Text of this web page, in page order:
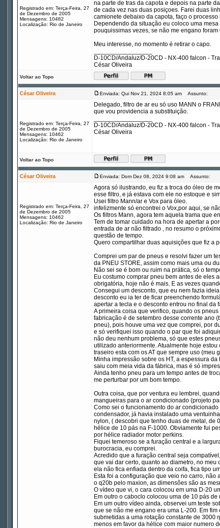
Registrado em: Terça-Feira, 27
de Dezembro de 2005
Mensagens: 10462
Localização: Rio de Janeiro
na parte de tras da capota e depois na parte
de cada vez nas duas posiçoes. Farei duas
camionete debaixo da capota, faço o
Dependendo da situação eu coloco uma
pouquissimas vezes, se não me engano
Meu interesse, no momento é retirar o capo.
D-10CD/Andaluz/D-20CD - NX-400 falcon -
César Oliveira
Voltar ao Topo
César Oliveira Enviada: Qui Nov 21, 2024 8:05 am Assunto:
Registrado em: Terça-Feira, 27
de Dezembro de 2005
Mensagens: 10462
Localização: Rio de Janeiro
Delegado, filtro de ar eu só uso MANN o
que vou providencia a substituição.
D-10CD/Andaluz/D-20CD - NX-400 falcon -
César Oliveira
Voltar ao Topo
César Oliveira Enviada: Dom Dez 08, 2024 9:08 am Assunto:
Registrado em: Terça-Feira, 27
de Dezembro de 2005
Mensagens: 10462
Localização: Rio de Janeiro
Agora só ilustrando, eu fiz a troca do óleo de
esse filtro, e já estava com ele no estoque e
Usei filtro Mann/ar e Vox para óleo.
infelizmente só encontrei o Vox,por aqui, se
Os filtros Mann, agora tem aquela trama que
Tem de tomar cuidado na hora de apertar a
entrada de ar não filtrado , no resumo o
questão de tempo.
Quero compartilhar duas aquisições que fiz a
Comprei um par de pneus e resolvi fazer um
da PNEU STORE, assim como mais uma ou
Não sei se é bom ou ruim na prática, só o
Eu costumo comprar pneu bem antes de eles
obrigatória, hoje não é mais. E as vezes
Consegui um desconto, que eu nem fazia
desconto eu ia ter de ficar preenchendo
apertar a tecla e o desconto entrou no final da
A primeira coisa que verifico, quando os
fabricação é de setembro desse corrente ano
pneu), pois houve uma vez que comprei, por
e só verifiquei isso quando o par que foi
não deu nenhum problema, só que estes
utilizado anteriormente. Atualmente hoje
traseiro esta com os AT que sempre uso (meu
Minha impressão sobre os HT, a espessura
saiu com meia vida da fábrica, mas é só
Ainda tenho pneu para um tempo antes de
me perturbar por um bom tempo.
Outra coisa, que por ventura eu lembrei,
mangueiras para o ar condicionado (projeto
Como sei o funcionamento do ar
condensador, já havia instalado uma
nylon, ( descobri que tenho duas de metal, de
hélice de 10 pás na F-1000. Obviamente fui
por hélice radiador motor perkins.
Fiquei temeroso se a furação central e a
burocracia, eu comprei.
Acredido que a furação central seja
que vai dar certo, quanto ao diametro, no
ela não fica enfiada dentro da coifa, fica tipo
Esta foi a configuração que veio no carro,
o q20b pelo maxion, as dimensões são as
O vídeo que vi, o cara colocou em uma D-20
Em outro o caboclo colocou uma de 10 pás
Em um outro vídeo ainda, observei um teste
que se não me engano era uma L-200. Em
submetidas a uma rotação constante de 3000
menos em favor da hélice com maior numero